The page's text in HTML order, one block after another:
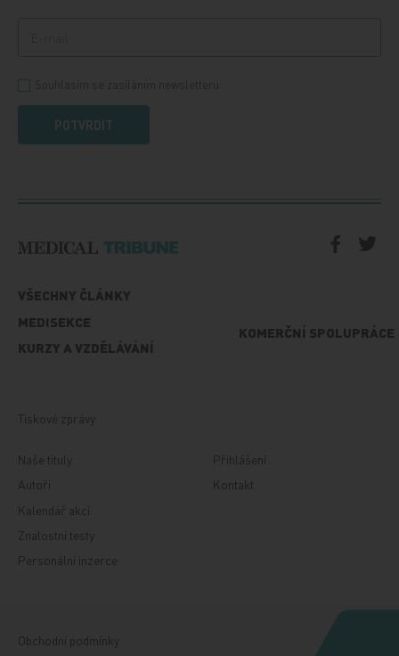
POTVRDIT
VŠECHNY ČLÁNKY
MEDISEKCE
KURZY A VZDĚLÁVÁNÍ
KOMERČNÍ SPOLUPRÁCE
Tiskové zprávy
Naše tituly
Autoři
Kalendář akcí
Znalostní testy
Personální inzerce
Přihlášení
Kontakt
Obchodní podmínky